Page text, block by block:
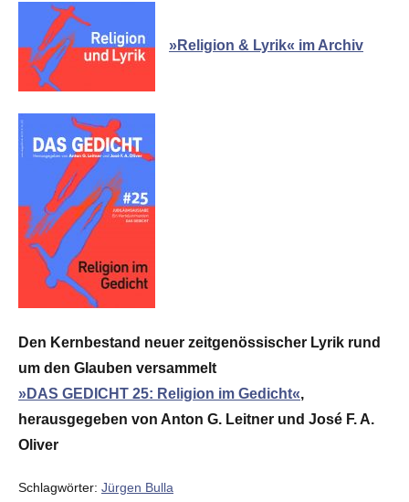
»Religion & Lyrik« im Archiv
Den Kernbestand neuer zeitgenössischer Lyrik rund
um den Glauben versammelt
»DAS GEDICHT 25: Religion im Gedicht«,
herausgegeben von Anton G. Leitner und José F. A.
Oliver
Schlagwörter: Jürgen Bulla